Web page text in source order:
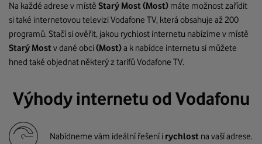
Na každé adrese v místě Starý Most(Most) máte možnost zařídit
si také internetovou televizi Vodafone TV, která obsahuje až 200
programů. Stačí si ověřit, jakou rychlost internetu nabízíme v místě
Starý Mostv dané obci(Most)a k nabídce internetu si můžete
hned také objednat některý z tarifů Vodafone TV.
Výhody internetu od Vodafonu
Nabídneme vám ideální řešení i rychlost na vaší adrese.